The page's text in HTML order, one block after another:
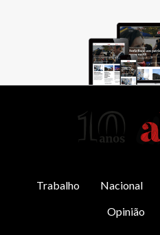
Trabalho Nacional
Opinião